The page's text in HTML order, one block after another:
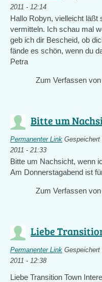
2011 - 12:14
Hallo Robyn, vielleicht läßt
vermitteln. Ich schau mal
geb ich dir Bescheid, ob
fände es schön, wenn du
Petra
Zum Verfassen
Bitte um
Permanenter Link Gespeichert
2011 - 21:33
Bitte um Nachsicht, wenn
Am Donnerstagabend ist
Zum Verfassen
Liebe
Permanenter Link Gespeichert
2011 - 12:38
Liebe Transition Town